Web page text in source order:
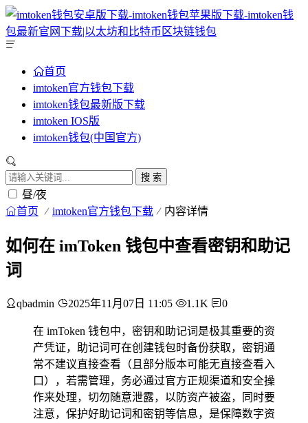
首页
imtoken官方钱包下载
imtoken钱包最新版下载
imtoken IOS版
imtoken钱包(中国官方)
搜 索
昼/夜
首页 imtoken官方钱包下载 内容详情
如何在 imToken 钱包中查看密钥和助记
词
qbadmin 2025年11月07日 11:05 1.1K 0
在 imToken 钱包中，密钥和助记词是极其重要的资
产凭证，助记词可在创建钱包时备份获取，密钥通
常不建议直接查看（且部分版本可能无直接查看入
口），若需管理，务必通过官方正规渠道和安全操
作来处理，切勿随意泄露，以防资产被盗，同时要
注意，保护好助记词和密钥等信息，是保障数字资